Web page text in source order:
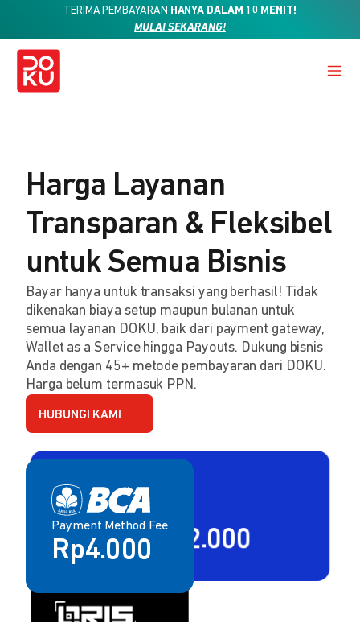
TERIMA PEMBAYARAN HANYA DALAM 10 MENIT!
MULAI SEKARANG!
Harga Layanan
Transparan & Fleksibel
untuk Semua Bisnis
Bayar hanya untuk transaksi yang berhasil! Tidak
dikenakan biaya setup maupun bulanan untuk
semua layanan DOKU, baik dari payment gateway,
Wallet as a Service hingga Payouts. Dukung bisnis
Anda dengan 45+ metode pembayaran dari DOKU.
Harga belum termasuk PPN.
HUBUNGI KAMI
Payment Method Fee
Rp4.000
Payment Method Fee
2,80% + Rp2.000